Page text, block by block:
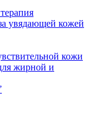
увядающей кожей
кожи
жирной и